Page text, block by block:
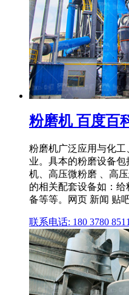
粉磨机 百度百
粉磨机广泛应用与化
业。具本的粉磨设备
机、高压微粉磨 、高
的相关配套设备如：
备等等。网页 新闻 贴
联系电话: 180 3780 8511